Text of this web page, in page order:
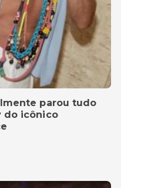
parou tudo
do icônico